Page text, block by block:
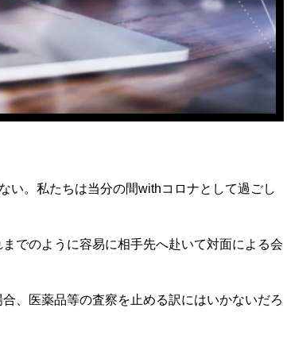
い。私たちは当分の間withコロナとして過ごし
でのように容易に相手先へ赴いて対面による会
、医薬品等の査察を止める訳にはいかないだろ